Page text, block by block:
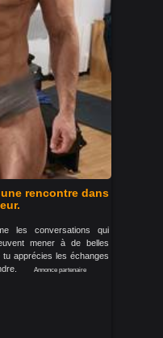
rencontre dans
les conversations qui
mener à de belles
apprécies les échanges
Annonce partenaire